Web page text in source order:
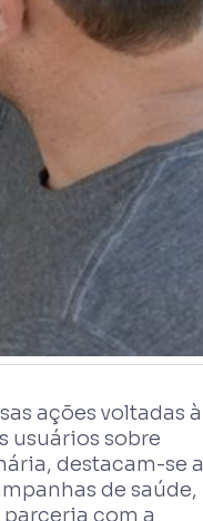
ações voltadas à
usuários sobre
destacam-se a
de saúde,
com a